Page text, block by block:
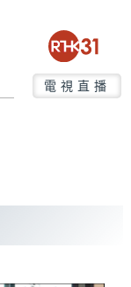
電視直播